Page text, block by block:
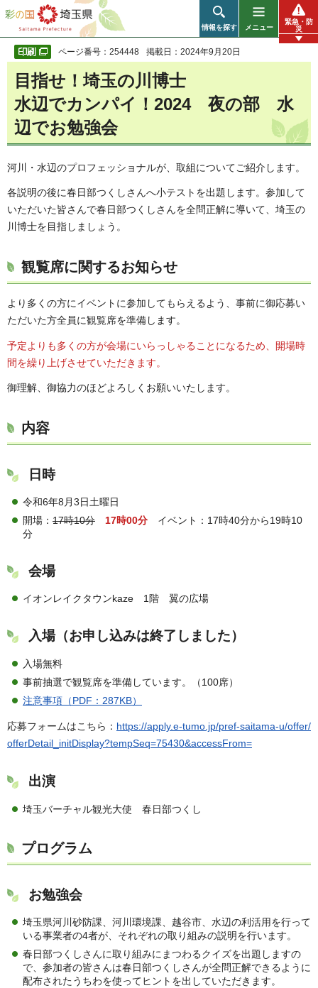
彩の国 埼玉県
情報を探す メニュー
緊急・防
災
ページ番号：254448 掲載日：2024年9月20日
目指せ！埼玉の川博士
水辺でカンパイ！2024 夜の部 水
辺でお勉強会
河川・水辺のプロフェッショナルが、取組についてご紹介します。
各説明の後に春日部つくしさんへ小テストを出題します。参加して
いただいた皆さんで春日部つくしさんを全問正解に導いて、埼玉の
川博士を目指しましょう。
観覧席に関するお知らせ
より多くの方にイベントに参加してもらえるよう、事前に御応募い
ただいた方全員に観覧席を準備します。
予定よりも多くの方が会場にいらっしゃることになるため、開場時
間を繰り上げさせていただきます。
御理解、御協力のほどよろしくお願いいたします。
内容
日時
令和6年8月3日土曜日
開場： 17時10分 17時00分 イベント：17時40分から19時10
分
会場
イオンレイクタウンkaze 1階 翼の広場
入場（お申し込みは終了しました）
入場無料
事前抽選で観覧席を準備しています。（100席）
注意事項（PDF：287KB）
応募フォームはこちら： https://apply.e-tumo.jp/pref-saitama-u/offer/
offerDetail_initDisplay?tempSeq=75430&accessFrom=
出演
埼玉バーチャル観光大使 春日部つくし
プログラム
お勉強会
埼玉県河川砂防課、河川環境課、越谷市、水辺の利活用を行って
いる事業者の4者が、それぞれの取り組みの説明を行います。
春日部つくしさんに取り組みにまつわるクイズを出題しますの
で、参加者の皆さんは春日部つくしさんが全問正解できるように
配布されたうちわを使ってヒントを出していただきます。